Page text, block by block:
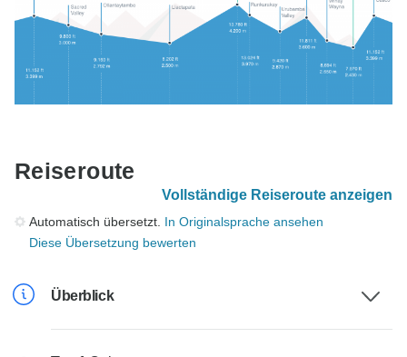
Reiseroute
Vollständige Reiseroute anzeigen
Automatisch übersetzt. In Originalsprache ansehen
Diese Übersetzung bewerten
Überblick